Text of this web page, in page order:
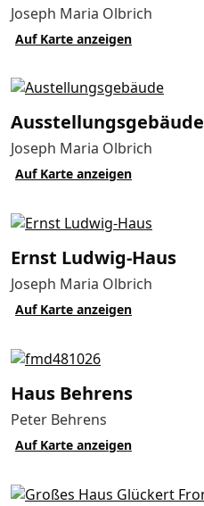
Joseph Maria Olbrich
Auf Karte anzeigen
Aus­stellungs­gebäude
Joseph Maria Olbrich
Auf Karte anzeigen
Ernst Ludwig-Haus
Joseph Maria Olbrich
Auf Karte anzeigen
Haus Behrens
Peter Behrens
Auf Karte anzeigen